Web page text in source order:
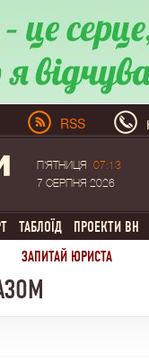
RSS
П'ЯТНИЦЯ
07:13
7 СЕРПНЯ 2026
ТАБЛОЇД ПРОЕКТИ ВН
ЗАПИТАЙ ЮРИСТА